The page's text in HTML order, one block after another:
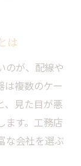
は
のが、配線や
は複数のケー
、見た目が悪
ます。工務店
な会社を選ぶ